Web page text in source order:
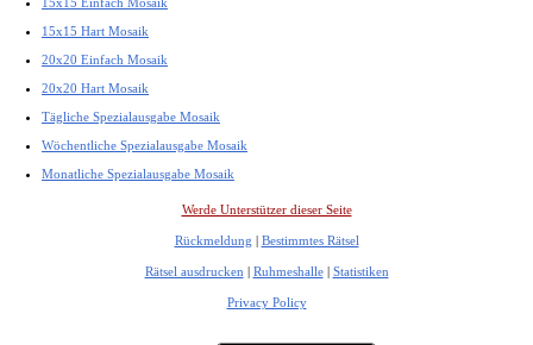
15x15 Hart Mosaik
20x20 Einfach Mosaik
20x20 Hart Mosaik
Tägliche Spezialausgabe Mosaik
Wöchentliche Spezialausgabe Mosaik
Monatliche Spezialausgabe Mosaik
Werde Unterstützer dieser Seite
Rückmeldung | Bestimmtes Rätsel
Rätsel ausdrucken | Ruhmeshalle| Statistiken
Privacy Policy